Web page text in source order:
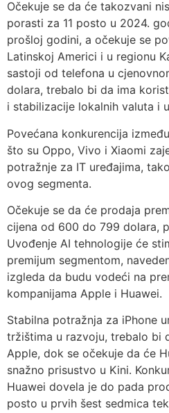
Očekuje se da će takozvani
porasti za 11 posto u 2024.
prošloj godini, a očekuje se
Latinskoj Americi i u regionu
sastoji od telefona u
dolara, trebalo bi da ima
i stabilizacije lokalnih valuta i
Povećana konkurencija
što su Oppo, Vivo i Xiaomi
potražnje za IT uređajima,
ovog segmenta.
Očekuje se da će prodaja
cijena od 600 do 799 dolara,
Uvođenje AI tehnologije će
premijum segmentom,
izgleda da budu vodeći na
kompanijama Apple i Huawei.
Stabilna potražnja za iPhone
tržištima u razvoju, trebalo bi
Apple, dok se očekuje da će
snažno prisustvo u Kini.
Huawei dovela je do pada
posto u prvih šest sedmica